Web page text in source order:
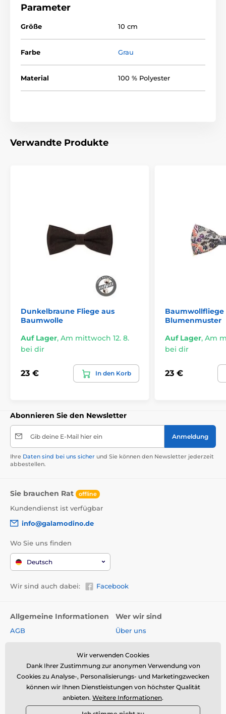
Parameter
Größe 10 cm
Farbe Grau
Material 100 % Polyester
Verwandte Produkte
Dunkelbraune Fliege aus
Baumwolle
Auf Lager, Am mittwoch 12. 8.
bei dir
23 € In den Korb
Blumenmuster
Auf Lager, Am
bei dir
23 €
Abonnieren Sie den Newsletter
Gib deine E-Mail hier ein Anmeldung
Ihre Daten sind bei uns sicher und Sie können den Newsletter jederzeit
abbestellen.
Sie brauchen Rat offline
Kundendienst ist verfügbar
info@galamodino.de
Wo Sie uns finden
Deutsch
Wir sind auch dabei: Facebook
Allgemeine Informationen
AGB
Versand & Zahlungsarten
Rückgabe und Reklamation
Online-Retoure &
Wer wir sind
Über uns
Galamodino
Kontakt
Impressum
Datenschutz
Wir verwenden Cookies
Dank Ihrer Zustimmung zur anonymen Verwendung von
Cookies zu Analyse-, Personalisierungs- und Marketingzwecken
können wir Ihnen Dienstleistungen von höchster Qualität
anbieten. Weitere Informationen.